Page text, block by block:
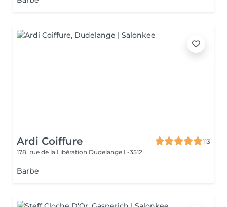
Ardi Coiffure
113
178, rue de la Libération Dudelange L-3512
Barbe